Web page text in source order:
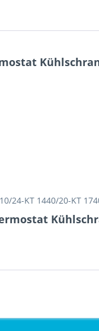
24-KT 1440/20-KT